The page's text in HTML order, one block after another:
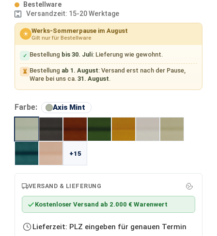
Bestellware
Versandzeit: 15-20 Werktage
☀ Werks-Sommerpause im August
Gilt nur für Bestellware
✓ Bestellung bis 30. Juli: Lieferung wie gewohnt.
⏳ Bestellung ab 1. August: Versand erst nach der Pause,
Ware bei uns ca.31. August.
Farbe: Axis Mint auswählen
+15
VERSAND & LIEFERUNG
Kostenloser Versand ab 2.000 € Warenwert
Lieferzeit: PLZ eingeben für genauen Termin